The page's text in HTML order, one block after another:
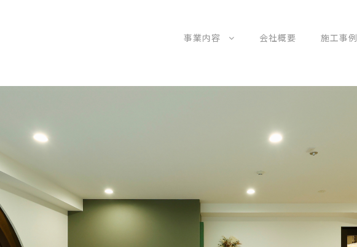
事業内容 会社概要 施工事例